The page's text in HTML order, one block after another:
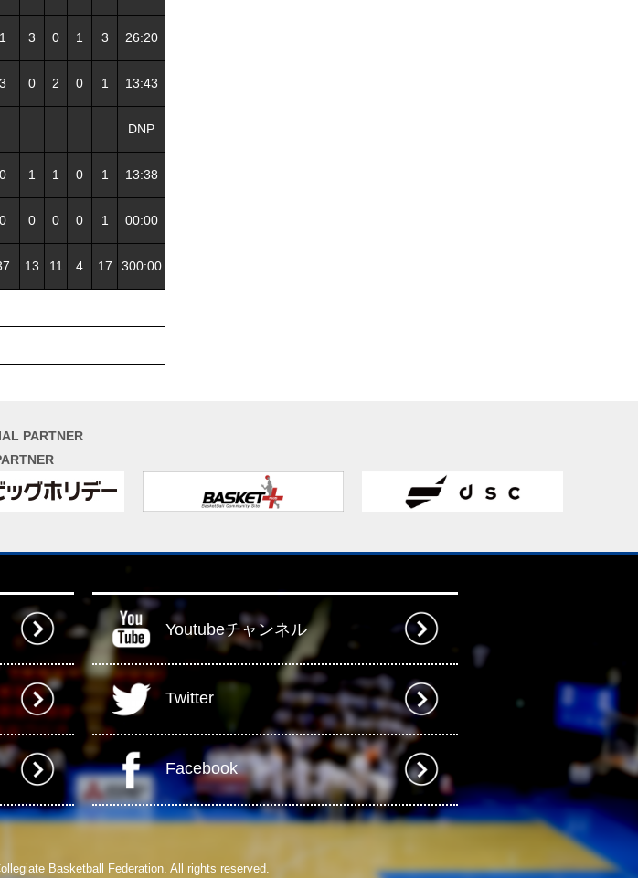
1 3 0 1 3 26:20
3 0 2 0 1 13:43
DNP
0 1 1 0 1 13:38
0 0 0 0 1 00:00
13 11 4 17 300:00
PARTNER
Youtubeチャンネル
Twitter
Facebook
Basketball Federation. All rights reserved.